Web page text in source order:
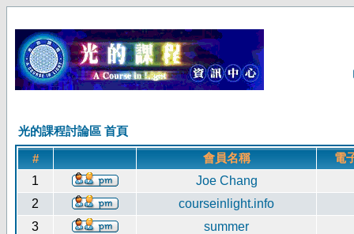
光的課程討論區 首頁
# 會員名稱
電
1
Joe Chang
2
courseinlight.info
3
summer